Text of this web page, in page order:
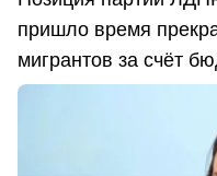
пришло время
мигрантов за счёт